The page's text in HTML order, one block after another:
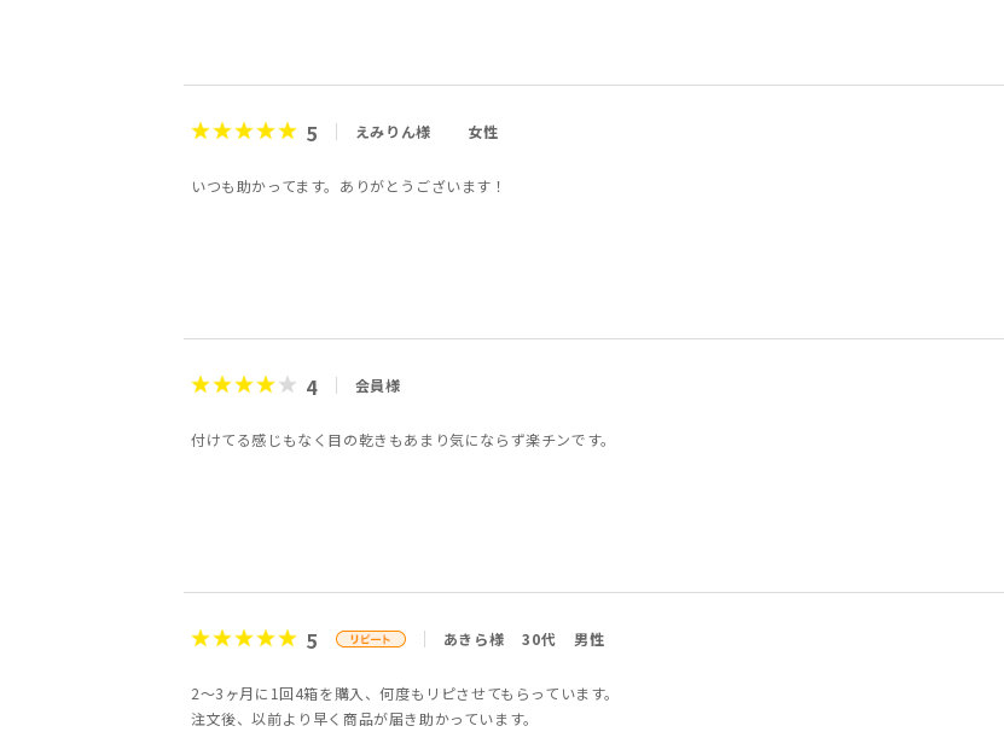
5 えみりん様 女性
いつも助かってます。ありがとうございます！
4 会員様
付けてる感じもなく目の乾きもあまり気にならず楽チンです。
5 あきら様 30代 男性
2～3ヶ月に1回4箱を購入、何度もリピさせてもらっています。
注文後、以前より早く商品が届き助かっています。